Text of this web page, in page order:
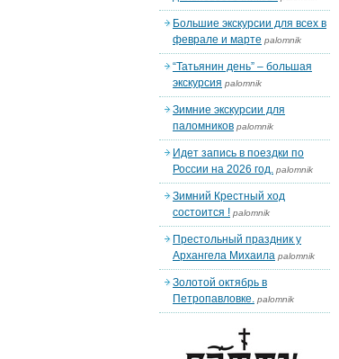
Большие экскурсии для всех в
феврале и марте palomnik
“Татьянин день” – большая
экскурсия palomnik
Зимние экскурсии для
паломников palomnik
Идет запись в поездки по
России на 2026 год. palomnik
Зимний Крестный ход
состоится ! palomnik
Престольный праздник у
Архангела Михаила palomnik
Золотой октябрь в
Петропавловке. palomnik